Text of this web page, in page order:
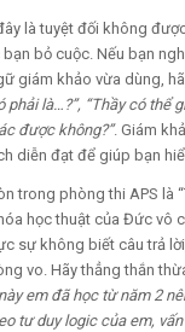
là tuyệt đối không
bỏ cuộc. Nếu bạn
giám khảo vừa dùng,
phải là…?”, “Thầy có thể
được không?”. Giám
diễn đạt để giúp bạn
trong phòng thi APS là
học thuật của Đức vô
sự không biết câu trả
vo. Hãy thẳng thắn
em đã học từ năm 2
tư duy logic của em,